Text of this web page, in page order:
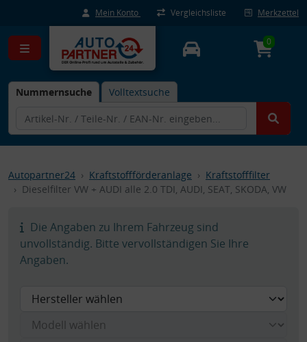
Mein Konto Vergleichsliste Merkzettel
Nummernsuche Volltextsuche
0
Autopartner24 Kraftstoffförderanlage
Kraftstofffilter
Dieselfilter VW + AUDI alle 2.0 TDI, AUDI, SEAT, SKODA, VW
Die Angaben zu Ihrem Fahrzeug sind
unvollständig. Bitte vervollständigen Sie Ihre
Angaben.